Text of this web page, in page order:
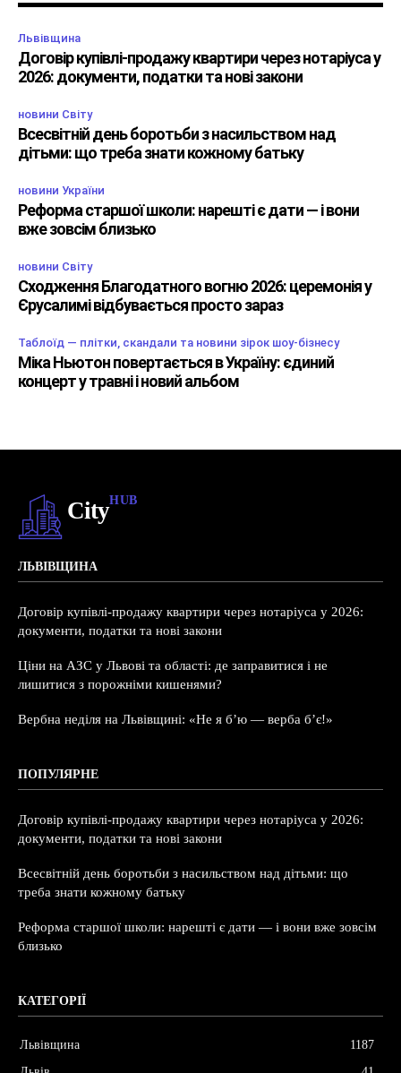
Львівщина
Договір купівлі-продажу квартири через нотаріуса у
2026: документи, податки та нові закони
новини Світу
Всесвітній день боротьби з насильством над
дітьми: що треба знати кожному батьку
новини України
Реформа старшої школи: нарешті є дати — і вони
вже зовсім близько
новини Світу
Сходження Благодатного вогню 2026: церемонія у
Єрусалимі відбувається просто зараз
Таблоїд — плітки, скандали та новини зірок шоу-бізнесу
Міка Ньютон повертається в Україну: єдиний
концерт у травні і новий альбом
CityHUB
ЛЬВІВЩИНА
Договір купівлі-продажу квартири через нотаріуса у 2026:
документи, податки та нові закони
Ціни на АЗС у Львові та області: де заправитися і не
лишитися з порожніми кишенями?
Вербна неділя на Львівщині: «Не я б’ю — верба б’є!»
ПОПУЛЯРНЕ
Договір купівлі-продажу квартири через нотаріуса у 2026:
документи, податки та нові закони
Всесвітній день боротьби з насильством над дітьми: що
треба знати кожному батьку
Реформа старшої школи: нарешті є дати — і вони вже зовсім
близько
КАТЕГОРІЇ
Львівщина
1187